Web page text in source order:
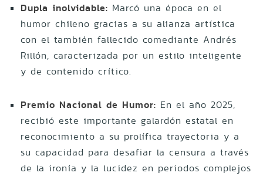
Dupla inolvidable: Marcó una época en el
humor chileno gracias a su alianza artística
con el también fallecido comediante Andrés
Rillón, caracterizada por un estilo inteligente
y de contenido crítico.
Premio Nacional de Humor: En el año 2025,
recibió este importante galardón estatal en
reconocimiento a su prolífica trayectoria y a
su capacidad para desafiar la censura a través
de la ironía y la lucidez en periodos complejos